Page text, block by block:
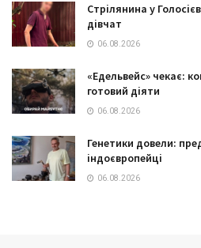
Стрілянина у
дівчат
06.08.2026
«Едельвейс» чекає:
готовий діяти
06.08.2026
Генетики довели:
індоєвропейці
06.08.2026